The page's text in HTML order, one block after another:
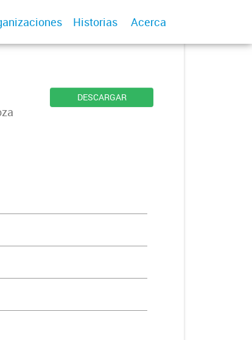
Historias Acerca
DESCARGAR